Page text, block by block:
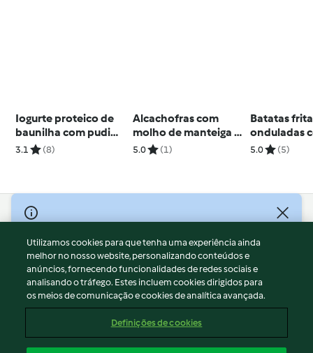
Iogurte proteico de
baunilha com pudim
de chia
3.1 (8)
Alcachofras com
molho de manteiga e
manjericão
5.0 (1)
Batatas
onduladas
molho de
5.0 (5)
© Copyright 2026
Termos de Utilização
Aviso sobre Proteção de Dados
Aviso
Apoio legal
Conteúdo do relatório
Utilizamos cookies para que tenha uma experiência ainda
melhor no nosso website, personalizando conteúdos e
anúncios, fornecendo funcionalidades de redes sociais e
analisando o tráfego. Estes incluem cookies dirigidos para
os meios de comunicação e cookies de analítica avançada.
Definições de cookies